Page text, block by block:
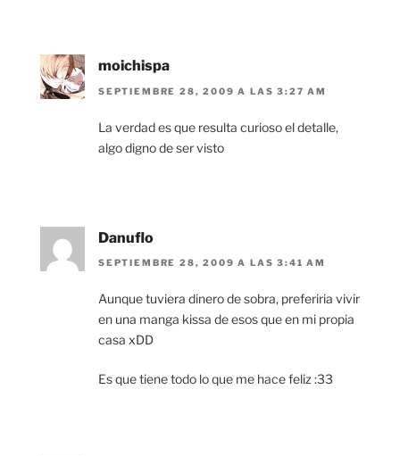
moichispa
SEPTIEMBRE 28, 2009 A LAS 3:27 AM
La verdad es que resulta curioso el detalle,
algo digno de ser visto
Danuflo
SEPTIEMBRE 28, 2009 A LAS 3:41 AM
Aunque tuviera dinero de sobra, preferiria vivir
en una manga kissa de esos que en mi propia
casa xDD
Es que tiene todo lo que me hace feliz :33